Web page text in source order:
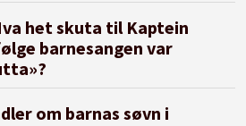
het skuta til Kaptein
barnesangen var
om barnas søvn i